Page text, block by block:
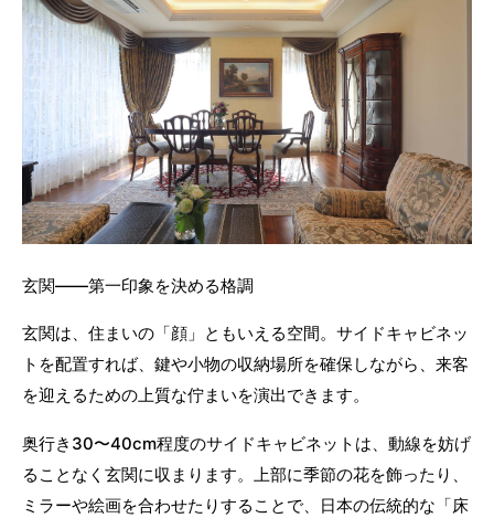
玄関——第一印象を決める格調
玄関は、住まいの「顔」ともいえる空間。サイドキャビネッ
トを配置すれば、鍵や小物の収納場所を確保しながら、来客
を迎えるための上質な佇まいを演出できます。
奥行き30〜40cm程度のサイドキャビネットは、動線を妨げ
ることなく玄関に収まります。上部に季節の花を飾ったり、
ミラーや絵画を合わせたりすることで、日本の伝統的な「床